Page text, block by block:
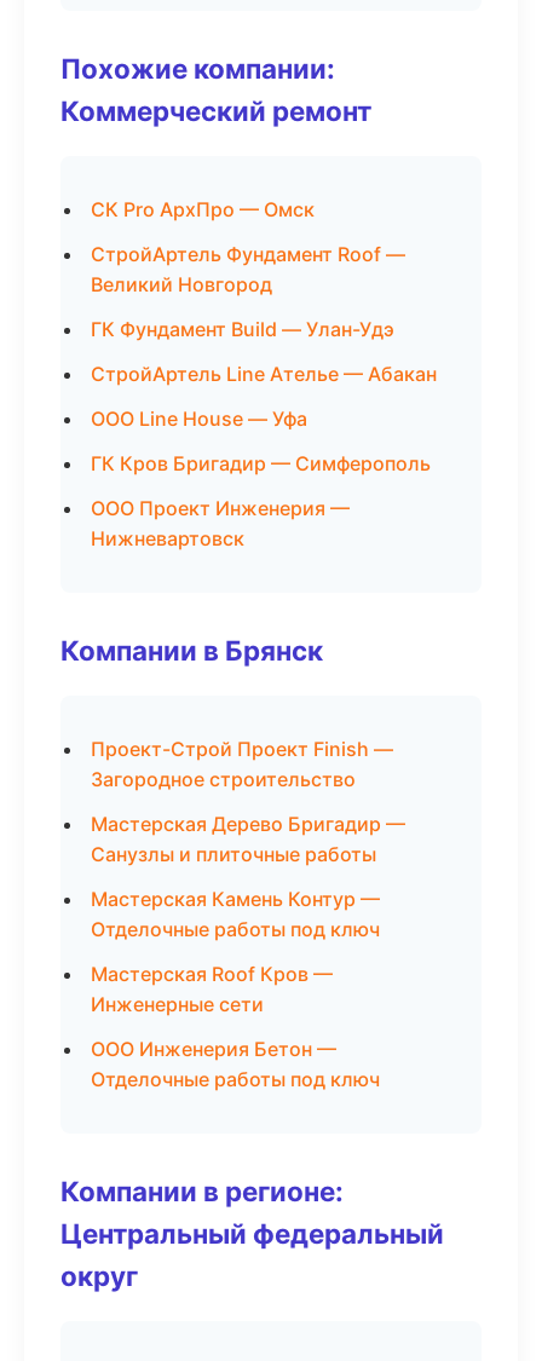
Похожие компании:
Коммерческий ремонт
СК Pro АрхПро — Омск
СтройАртель Фундамент Roof —
Великий Новгород
ГК Фундамент Build — Улан-Удэ
СтройАртель Line Ателье — Абакан
ООО Line House — Уфа
ГК Кров Бригадир — Симферополь
ООО Проект Инженерия —
Нижневартовск
Компании в Брянск
Проект-Строй Проект Finish —
Загородное строительство
Мастерская Дерево Бригадир —
Санузлы и плиточные работы
Мастерская Камень Контур —
Отделочные работы под ключ
Мастерская Roof Кров —
Инженерные сети
ООО Инженерия Бетон —
Отделочные работы под ключ
Компании в регионе:
Центральный федеральный
округ